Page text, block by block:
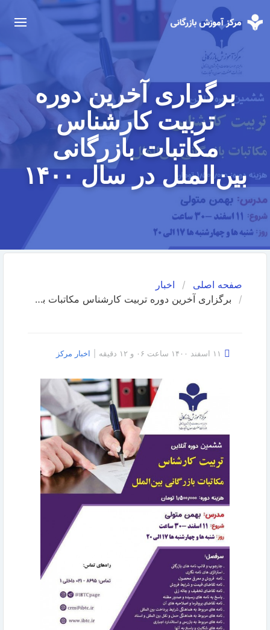
برگزاری آخرین دوره
تربیت کارشناس
مکاتبات بازرگانی
بین‌الملل در سال ۱۴۰۰
صفحه اصلی
اخبار
برگزاری آخرین دوره تربیت کارشناس مکاتبات بازرگانی بین‌الملل در سال ۱۴۰۰
۱۱ اسفند ۱۴۰۰ ساعت ۰۶ و ۱۲ دقیقه اخبار مرکز